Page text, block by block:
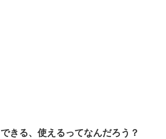
できる、使えるってなんだろう？